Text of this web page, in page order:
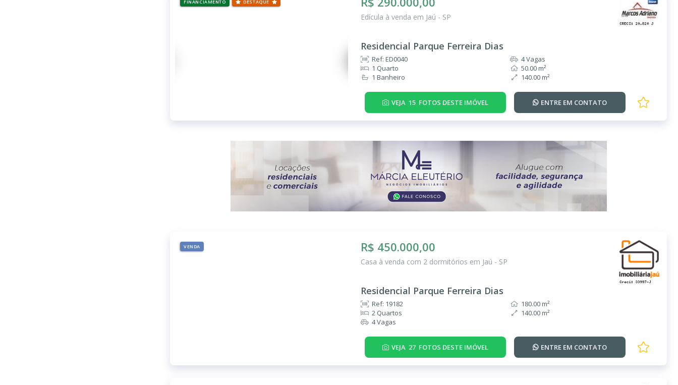
FINANCIAMENTO DESTAQUE
Edícula à venda em Jaú - SP
Residencial Parque Ferreira Dias
Ref: ED0040
1 Quarto
1 Banheiro
4 Vagas
50.00 m²
140.00 m²
VEJA 15 FOTOS DESTE IMÓVEL ENTRE EM CONTATO
VENDA R$ 450.000,00
Casa à venda com 2 dormitórios em Jaú - SP
Residencial Parque Ferreira Dias
Ref: 19182
2 Quartos
4 Vagas
180.00 m²
140.00 m²
VEJA 27 FOTOS DESTE IMÓVEL ENTRE EM CONTATO